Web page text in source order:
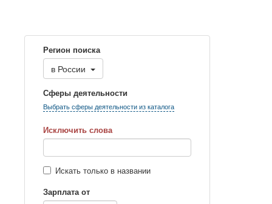
Регион поиска
в России
Сферы деятельности
Выбрать сферы деятельности из каталога
Исключить слова
Искать только в названии
Зарплата от